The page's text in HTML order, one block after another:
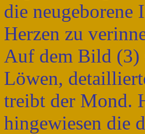
die
Herzen zu
Auf dem Bild (3)
Löwen,
treibt der Mond.
hingewiesen die